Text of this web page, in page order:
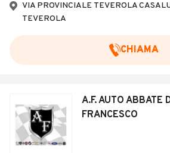
VIA PROVINCIALE TEVEROLA
TEVEROLA
CHIAMA
A.F. AUTO ABBATE
FRANCESCO